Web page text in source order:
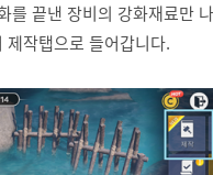
끝낸 장비의 강화재료만
작탭으로 들어갑니다.